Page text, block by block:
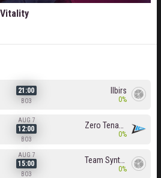
21:00
BO3
Ilbirs
0%
AUG 7
12:00
BO3
0%
AUG 7
15:00
BO3
0%